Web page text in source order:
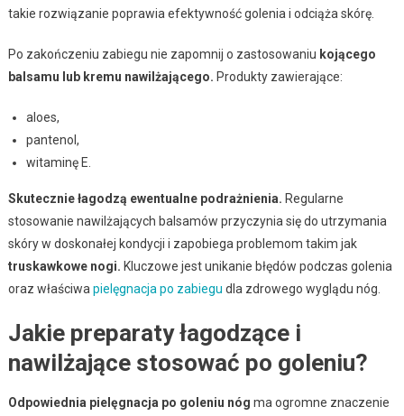
takie rozwiązanie poprawia efektywność golenia i odciąża skórę.
Po zakończeniu zabiegu nie zapomnij o zastosowaniu kojącego
balsamu lub kremu nawilżającego. Produkty zawierające:
aloes,
pantenol,
witaminę E.
Skutecznie łagodzą ewentualne podrażnienia. Regularne
stosowanie nawilżających balsamów przyczynia się do utrzymania
skóry w doskonałej kondycji i zapobiega problemom takim jak
truskawkowe nogi. Kluczowe jest unikanie błędów podczas golenia
oraz właściwa pielęgnacja po zabiegu dla zdrowego wyglądu nóg.
Jakie preparaty łagodzące i
nawilżające stosować po goleniu?
Odpowiednia pielęgnacja po goleniu nóg ma ogromne znaczenie